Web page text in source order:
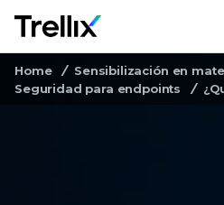
Home
Sensibilización en
Seguridad para endpoints